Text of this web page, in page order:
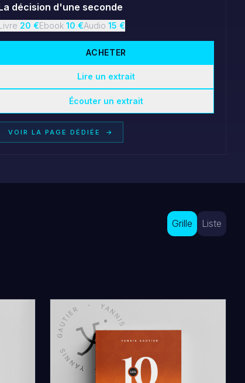
décision d'une seconde
20 €Ebook10 €Audio15 €
ACHETER
Lire un extrait
Écouter un extrait
VOIR LA PAGE DÉDIÉE →
Grille Liste